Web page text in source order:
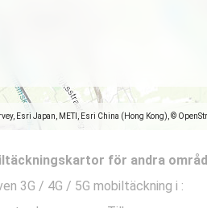
Esri Japan, METI, Esri China (Hong Kong), ©
för andra
3G / 4G / 5G mobiltäckning i :